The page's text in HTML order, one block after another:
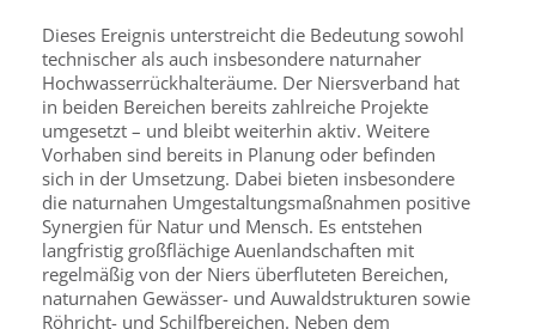
Dieses Ereignis unterstreicht die Bedeutung sowohl
technischer als auch insbesondere naturnaher
Hochwasserrückhalteräume. Der Niersverband hat
in beiden Bereichen bereits zahlreiche Projekte
umgesetzt – und bleibt weiterhin aktiv. Weitere
Vorhaben sind bereits in Planung oder befinden
sich in der Umsetzung. Dabei bieten insbesondere
die naturnahen Umgestaltungsmaßnahmen positive
Synergien für Natur und Mensch. Es entstehen
langfristig großflächige Auenlandschaften mit
regelmäßig von der Niers überfluteten Bereichen,
naturnahen Gewässer- und Auwaldstrukturen sowie
Röhricht- und Schilfbereichen. Neben dem